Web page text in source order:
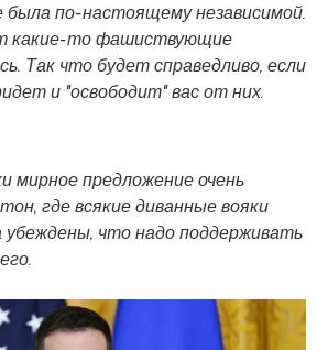
была по-настоящему независимой.
какие-то фашиствующие
Так что будет справедливо, если
и "освободит" вас от них.
мирное предложение очень
где всякие диванные вояки
убеждены, что надо поддерживать